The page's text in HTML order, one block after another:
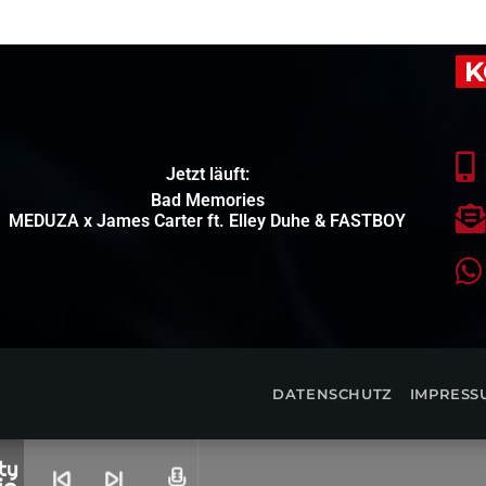
Jetzt läuft:
Bad Memories
MEDUZA x James Carter ft. Elley Duhe & FASTBOY
DATENSCHUTZ